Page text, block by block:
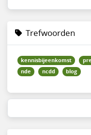
Trefwoorden
kennisbijeenkomst
nde
ncdd blog